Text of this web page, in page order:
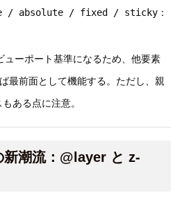
/ absolute / fixed / sticky：
ューポート基準になるため、他要素
最前面として機能する。ただし、親
ある点に注意。
新潮流：@layer と z-